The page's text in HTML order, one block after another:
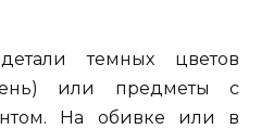
темных цветов
или предметы с
На обивке или в